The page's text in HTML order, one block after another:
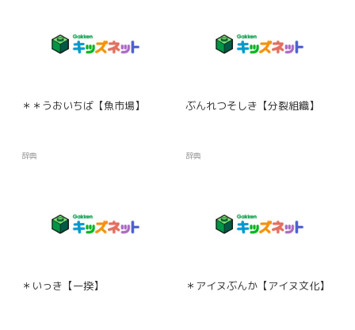
＊＊うおいちば【魚市場】
辞典
ぶんれつそしき【分裂組織】
辞典
＊いっき【一揆】 ＊アイヌぶんか【アイヌ文化】